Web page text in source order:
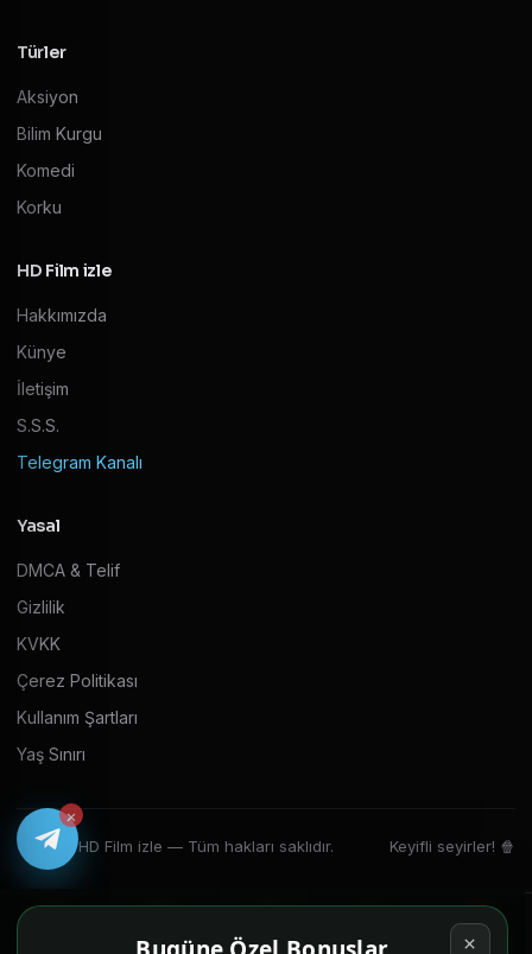
Türler
Aksiyon
Bilim Kurgu
Komedi
Korku
HD Film izle
Hakkımızda
Künye
İletişim
S.S.S.
Telegram Kanalı
Yasal
DMCA & Telif
Gizlilik
KVKK
Çerez Politikası
Kullanım Şartları
Yaş Sınırı
© 2026 HD Film izle — Tüm hakları saklıdır. Keyifli seyirler! 🍿
Filmler Diziler Ara Oyuncu
×